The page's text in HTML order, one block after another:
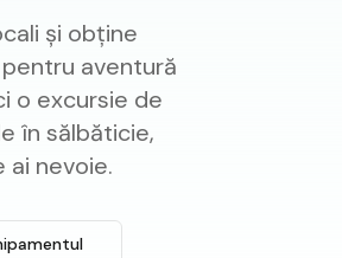
și obține
aventură
o excursie de
în sălbăticie,
nevoie.